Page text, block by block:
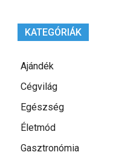
KATEGÓRIÁK
Ajándék
Cégvilág
Egészség
Életmód
Gasztronómia